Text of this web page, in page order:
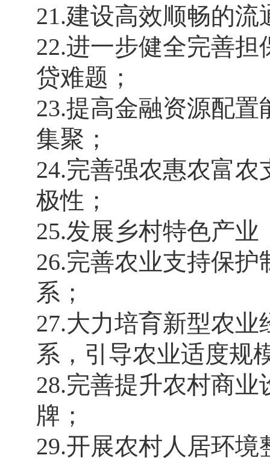
21.建设高效顺畅的
22.进一步健全完善
贷难题；
23.提高金融资源配
集聚；
24.完善强农惠农富
极性；
25.发展乡村特色产
26.完善农业支持保
系；
27.大力培育新型农
系，引导农业适度规
28.完善提升农村商
牌；
29.开展农村人居环